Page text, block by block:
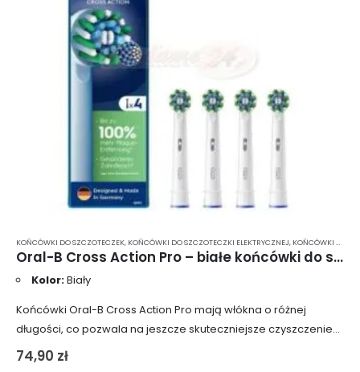
KOŃCÓWKI DO SZCZOTECZEK, KOŃCÓWKI DO SZCZOTECZKI ELEKTRYCZNEJ, KOŃCÓWKI DO SZCZOTECZKI ELEKTRYCZNEJ BRAUN
Oral-B Cross Action Pro – białe końcówki do szczoteczki elektrycznej 4 szt.
Kolor:Biały
Końcówki Oral-B Cross Action Pro mają włókna o różnej
długości, co pozwala na jeszcze skuteczniejsze czyszczenie
trudno dostępnych miejsc w jamie ustnej. Specjalnie
74,90 zł